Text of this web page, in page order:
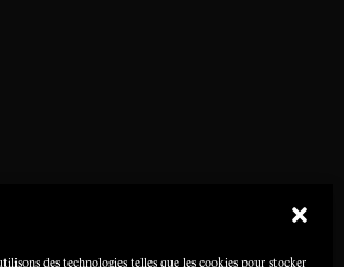
des technologies telles que les cookies pour stocker